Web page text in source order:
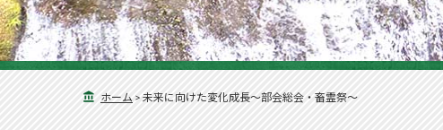
ホーム > 未来に向けた変化成長～部会総会・畜霊祭～